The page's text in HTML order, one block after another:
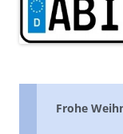
Frohe